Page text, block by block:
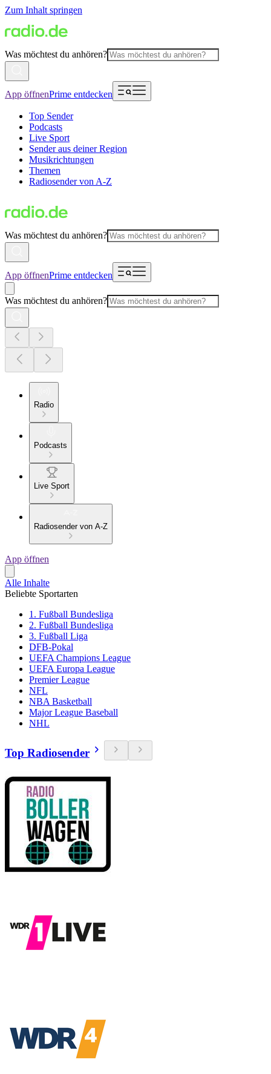
Zum Inhalt springen
Was möchtest du anhören?
App öffnenPrime entdecken
Top Sender
Podcasts
Live Sport
Sender aus deiner Region
Musikrichtungen
Themen
Radiosender von A-Z
Was möchtest du anhören?
App öffnenPrime entdecken
Was möchtest du anhören?
Radio
Podcasts
Live Sport
Radiosender von A-Z
App öffnen
Alle Inhalte
Beliebte Sportarten
1. Fußball Bundesliga
2. Fußball Bundesliga
3. Fußball Liga
DFB-Pokal
UEFA Champions League
UEFA Europa League
Premier League
NFL
NBA Basketball
Major League Baseball
NHL
Top Radiosender